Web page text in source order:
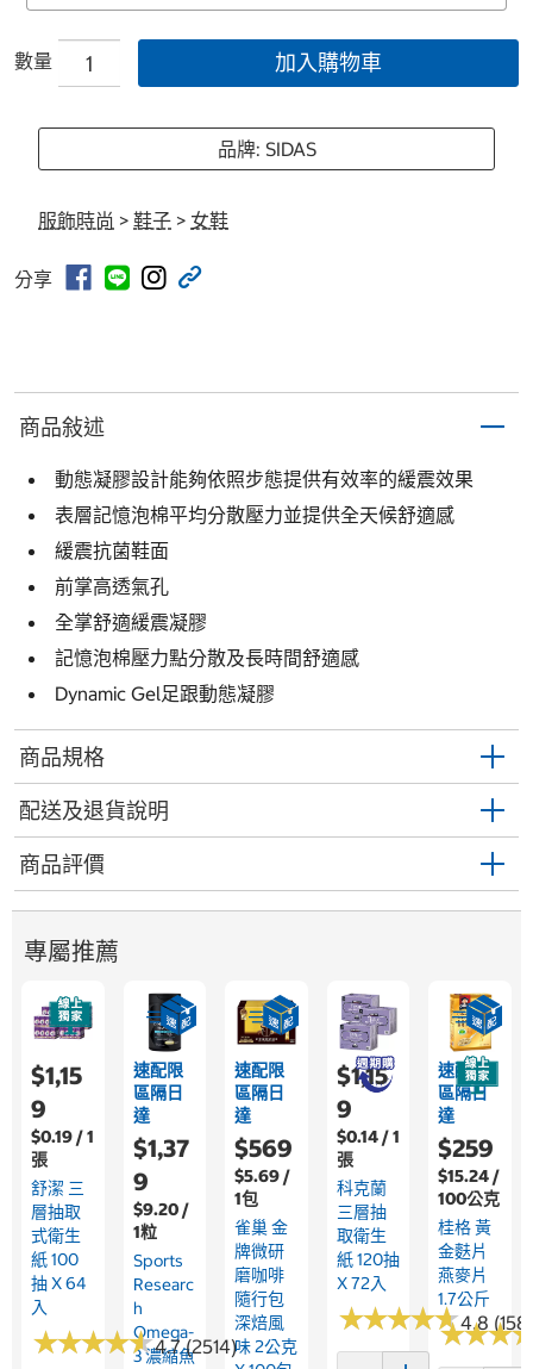
數量 加入購物車
品牌: SIDAS
服飾時尚 > 鞋子 > 女鞋
分享
商品敍述
動態凝膠設計能夠依照步態提供有效率的緩震效果
表層記憶泡棉平均分散壓力並提供全天候舒適感
緩震抗菌鞋面
前掌高透氣孔
全掌舒適緩震凝膠
記憶泡棉壓力點分散及長時間舒適感
Dynamic Gel足跟動態凝膠
商品規格
配送及退貨說明
商品評價
專屬推薦
$1,15
9
$0.19 / 1
張
舒潔 三
層抽取
式衛生
紙 100
抽 X 64
入
★★★★★
★★★★★4.7 (2514)
速配限
區隔日
達
$1,37
9
$9.20 /
1粒
Sports
Researc
H
Omega-
3 濃縮魚
速配限
區隔日
達
$569
$5.69 /
1包
雀巢 金
牌微研
磨咖啡
隨行包
深焙風
味 2公克
$1,15
9
$0.14 / 1
張
科克蘭
三層抽
取衛生
紙 120抽
X 72入
★★★★★
★★★★★4.8
速配限
區隔日
達
$259
$15.24 /
100公克
桂格 黃
金麩片
燕麥片
1.7公斤
★★★
★★★